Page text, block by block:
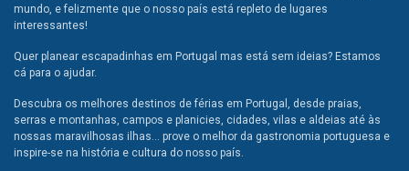
mundo, e felizmente que o nosso país está repleto de lugares
interessantes!
Quer planear escapadinhas em Portugal mas está sem ideias? Estamos
cá para o ajudar.
Descubra os melhores destinos de férias em Portugal, desde praias,
serras e montanhas, campos e planicies, cidades, vilas e aldeias até às
nossas maravilhosas ilhas... prove o melhor da gastronomia portuguesa e
inspire-se na história e cultura do nosso país.